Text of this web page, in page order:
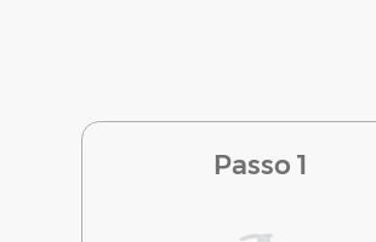
Passo 1